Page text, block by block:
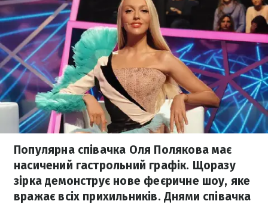
Популярна співачка Оля Полякова має
насичений гастрольний графік. Щоразу
зірка демонструє нове феєричне шоу, яке
вражає всіх прихильників. Днями співачка